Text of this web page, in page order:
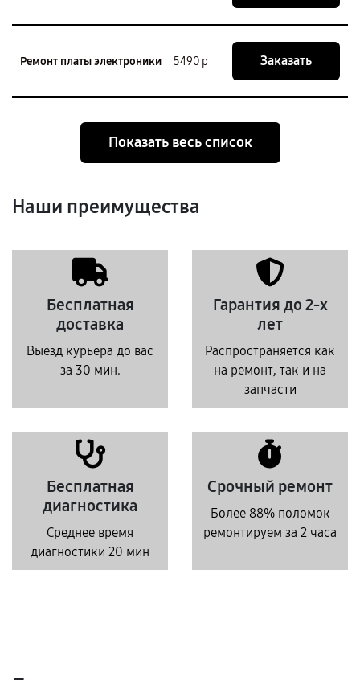
Ремонт платы электроники 5490 р Заказать
Показать весь список
Наши преимущества
Бесплатная
доставка
Выезд курьера до вас
за 30 мин.
Гарантия до 2-х
лет
Распространяется как
на ремонт, так и на
запчасти
Бесплатная
диагностика
Среднее время
диагностики 20 мин
Срочный ремонт
Более 88% поломок
ремонтируем за 2 часа